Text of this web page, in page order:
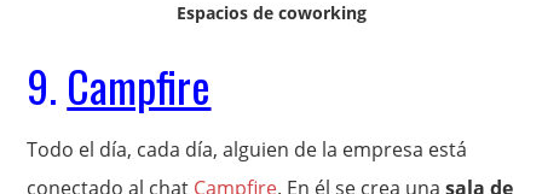
Espacios de coworking
9. Campfire
Todo el día, cada día, alguien de la empresa está
conectado al chat Campfire. En él se crea una sala de